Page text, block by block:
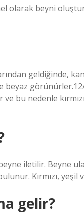
olarak beyni
geldiğinde,
beyaz
bu nedenle
iletilir. Beyne
Kırmızı, yeşil
gelir?